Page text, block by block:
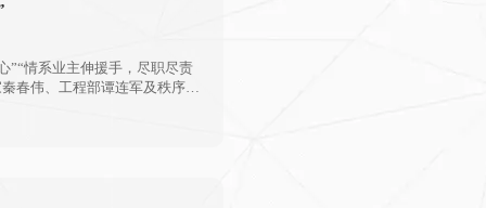
情系业主伸援手，尽职尽责
春伟、工程部谭连军及秩序部